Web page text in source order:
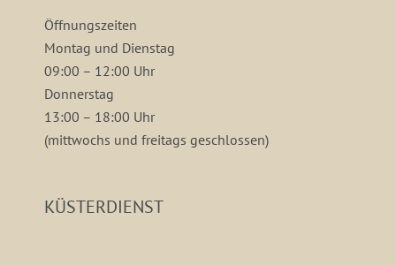
Öffnungszeiten
Montag und Dienstag
09:00 – 12:00 Uhr
Donnerstag
13:00 – 18:00 Uhr
(mittwochs und freitags geschlossen)
KÜSTERDIENST